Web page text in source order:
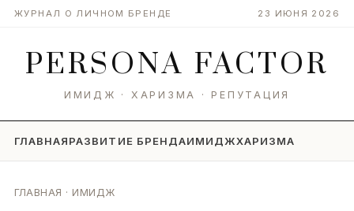
ЖУРНАЛ О ЛИЧНОМ БРЕНДЕ 23 ИЮНЯ 2026
PERSONA FACTOR
ИМИДЖ · ХАРИЗМА · РЕПУТАЦИЯ
ГЛАВНАЯРАЗВИТИЕ БРЕНДАИМИДЖХАРИЗМА
ГЛАВНАЯ · ИМИДЖ